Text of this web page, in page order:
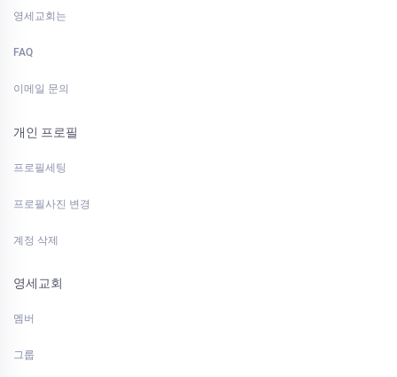
영세교회는
FAQ
이메일 문의
개인 프로필
프로필세팅
프로필사진 변경
계정 삭제
영세교회
멤버
그룹